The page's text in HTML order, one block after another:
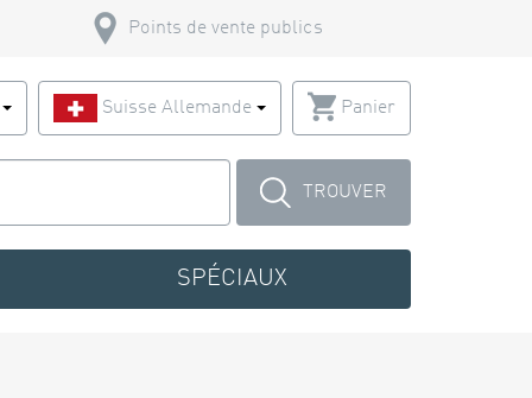
Points de vente publics
Suisse Allemande Panier
TROUVER
SPÉCIAUX